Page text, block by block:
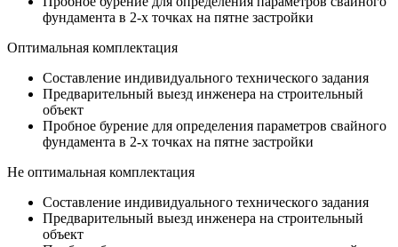
фундамента в 2-х точках на пятне застройки
Оптимальная комплектация
Составление индивидуального технического задания
Предварительный выезд инженера на строительный
объект
Пробное бурение для определения параметров свайного
фундамента в 2-х точках на пятне застройки
Не оптимальная комплектация
Составление индивидуального технического задания
Предварительный выезд инженера на строительный
объект